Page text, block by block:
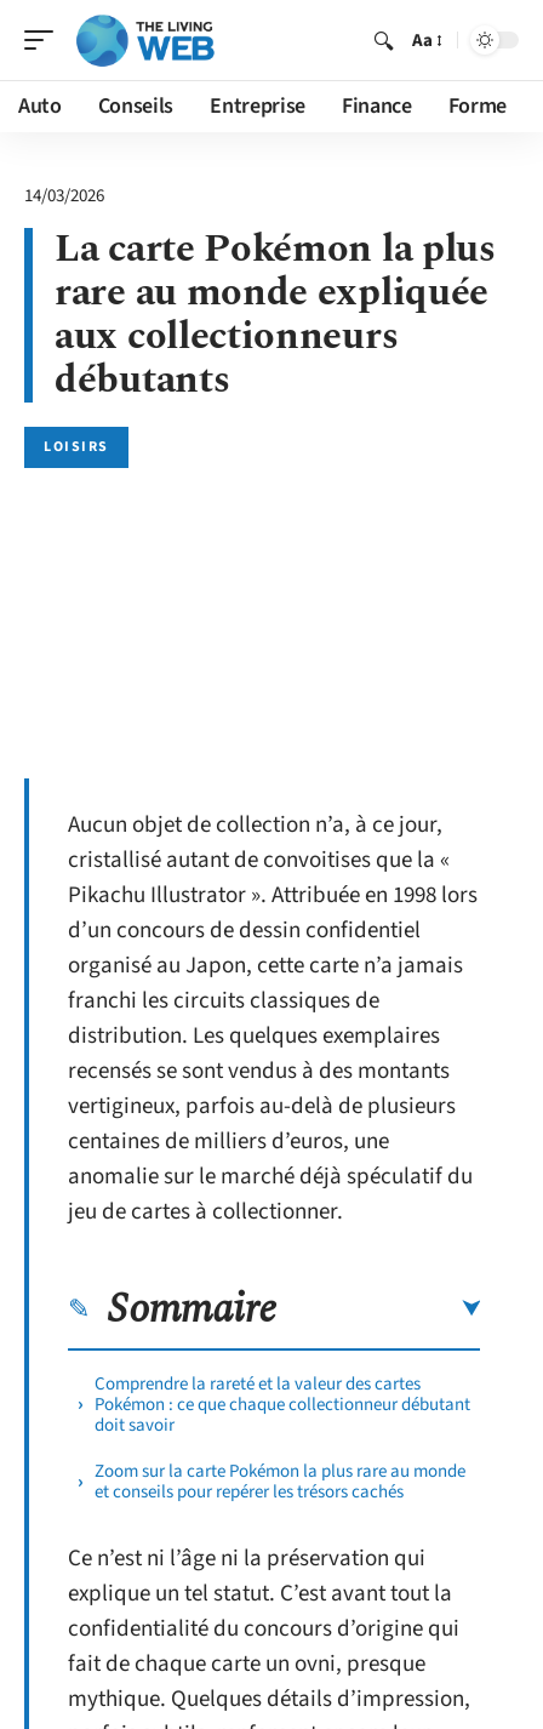
Aa
Auto Conseils Entreprise Finance Forme
14/03/2026
La carte Pokémon la plus
rare au monde expliquée
aux collectionneurs
débutants
LOISIRS
Aucun objet de collection n’a, à ce jour,
cristallisé autant de convoitises que la «
Pikachu Illustrator ». Attribuée en 1998 lors
d’un concours de dessin confidentiel
organisé au Japon, cette carte n’a jamais
franchi les circuits classiques de
distribution. Les quelques exemplaires
recensés se sont vendus à des montants
vertigineux, parfois au-delà de plusieurs
centaines de milliers d’euros, une
anomalie sur le marché déjà spéculatif du
jeu de cartes à collectionner.
Sommaire
Comprendre la rareté et la valeur des cartes
Pokémon : ce que chaque collectionneur débutant
doit savoir
Zoom sur la carte Pokémon la plus rare au monde
et conseils pour repérer les trésors cachés
Ce n’est ni l’âge ni la préservation qui
explique un tel statut. C’est avant tout la
confidentialité du concours d’origine qui
fait de chaque carte un ovni, presque
mythique. Quelques détails d’impression,